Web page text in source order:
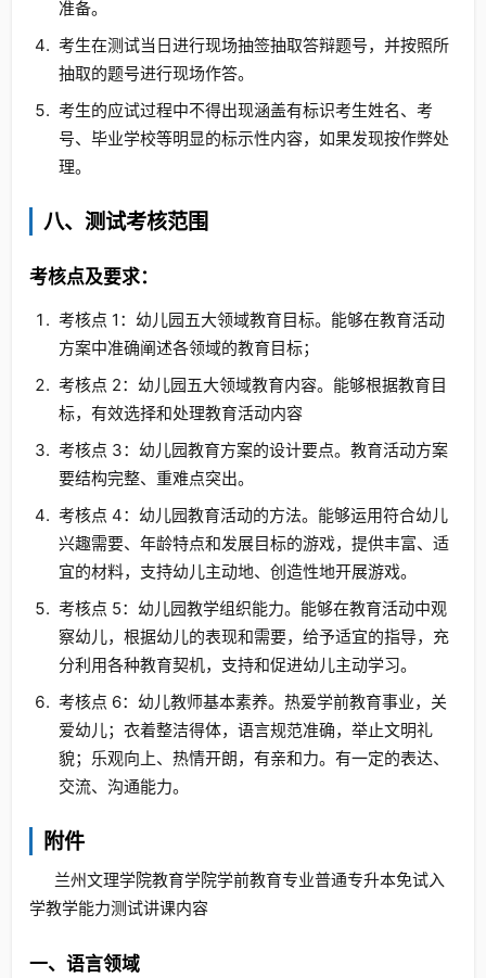
准备。
考生在测试当日进行现场抽签抽取答辩题号，并按照所
抽取的题号进行现场作答。
考生的应试过程中不得出现涵盖有标识考生姓名、考
号、毕业学校等明显的标示性内容，如果发现按作弊处
理。
八、测试考核范围
考核点及要求：
考核点 1：幼儿园五大领域教育目标。能够在教育活动
方案中准确阐述各领域的教育目标；
考核点 2：幼儿园五大领域教育内容。能够根据教育目
标，有效选择和处理教育活动内容
考核点 3：幼儿园教育方案的设计要点。教育活动方案
要结构完整、重难点突出。
考核点 4：幼儿园教育活动的方法。能够运用符合幼儿
兴趣需要、年龄特点和发展目标的游戏，提供丰富、适
宜的材料，支持幼儿主动地、创造性地开展游戏。
考核点 5：幼儿园教学组织能力。能够在教育活动中观
察幼儿，根据幼儿的表现和需要，给予适宜的指导，充
分利用各种教育契机，支持和促进幼儿主动学习。
考核点 6：幼儿教师基本素养。热爱学前教育事业，关
爱幼儿；衣着整洁得体，语言规范准确，举止文明礼
貌；乐观向上、热情开朗，有亲和力。有一定的表达、
交流、沟通能力。
附件
兰州文理学院教育学院学前教育专业普通专升本免试入
学教学能力测试讲课内容
一、语言领域